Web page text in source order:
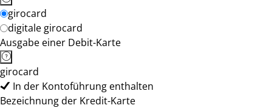
girocard
digitale girocard
Ausgabe einer Debit-Karte
girocard
In der Kontoführung enthalten
Bezeichnung der Kredit-Karte